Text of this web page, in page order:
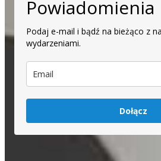
Powiadomienia
Podaj e-mail i bądź na bieżąco z
wydarzeniami.
Dołącz